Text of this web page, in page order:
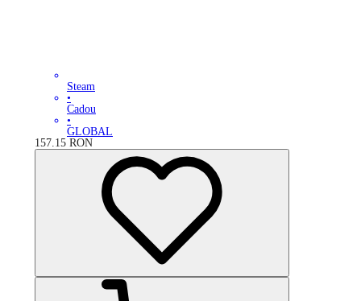
Steam
•
Cadou
•
GLOBAL
157.15 RON